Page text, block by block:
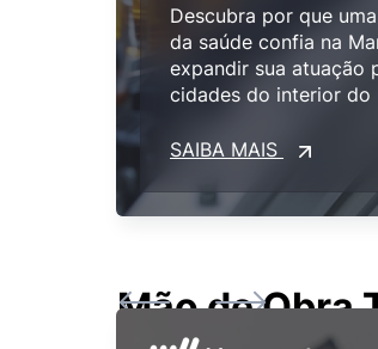
Descubra por que
da saúde confia na
expandir sua atuação
cidades do interior do
SAIBA MAIS
Mão de Obra